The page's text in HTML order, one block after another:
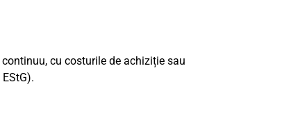
cu costurile de achiziție sau